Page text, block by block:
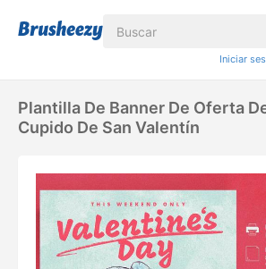
Iniciar
Plantilla De Banner De Oferta
Cupido De San Valentín